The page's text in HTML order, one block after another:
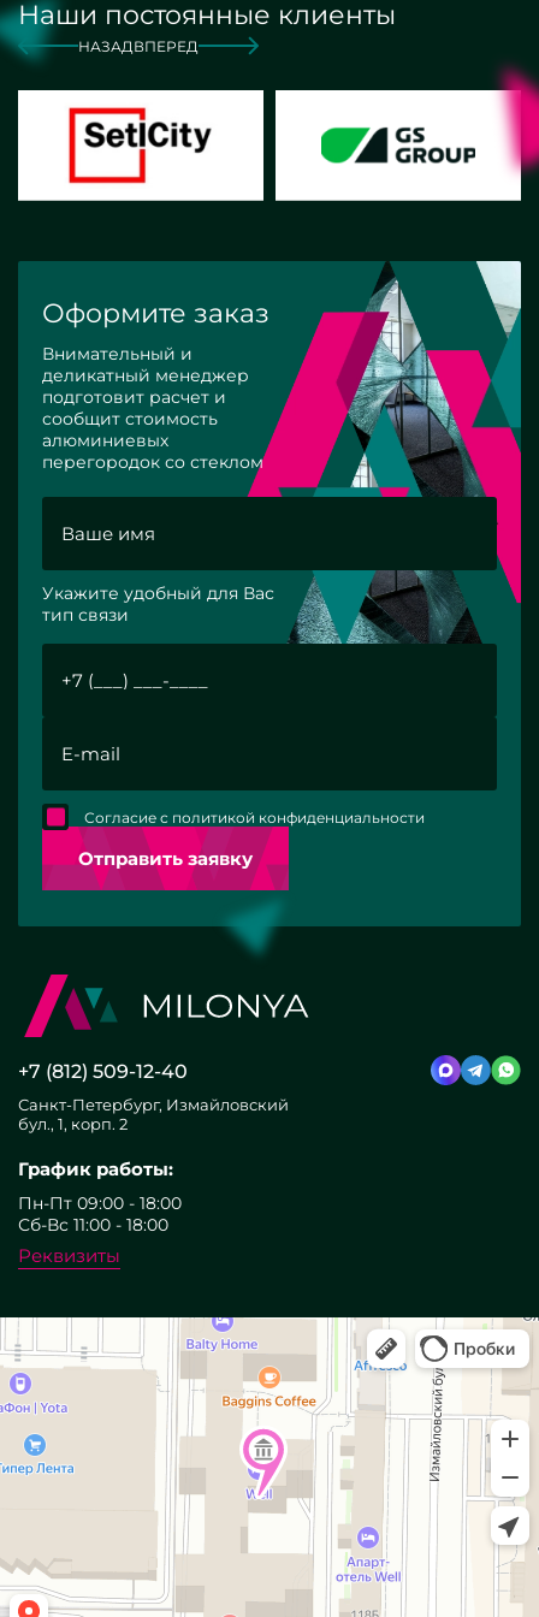
Наши постоянные клиенты
НАЗАД ВПЕРЕД
Оформите заказ
Внимательный и
деликатный менеджер
подготовит расчет и
сообщит стоимость
алюминиевых
перегородок со стеклом
Укажите удобный для Вас
тип связи
Отправить заявку
Согласие с политикой конфиденциальности
+7 (812) 509-12-40
Санкт-Петербург, Измайловский
бул., 1, корп. 2
График работы:
Пн-Пт 09:00 - 18:00
Сб-Вс 11:00 - 18:00
Реквизиты